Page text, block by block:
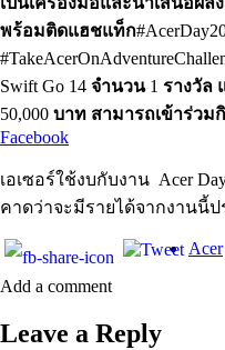
พร้อมติดแฮชแท็ก
Swift Go 14 จำนวน1 รางวัล
50,000 บาท สามารถเข้าร่วม
Facebook
เอเซอร์ใช้งบกับงาน Acer
คาดว่าจะมีรายได้จากงานนี้
Acer
Add a comment
Leave a Reply